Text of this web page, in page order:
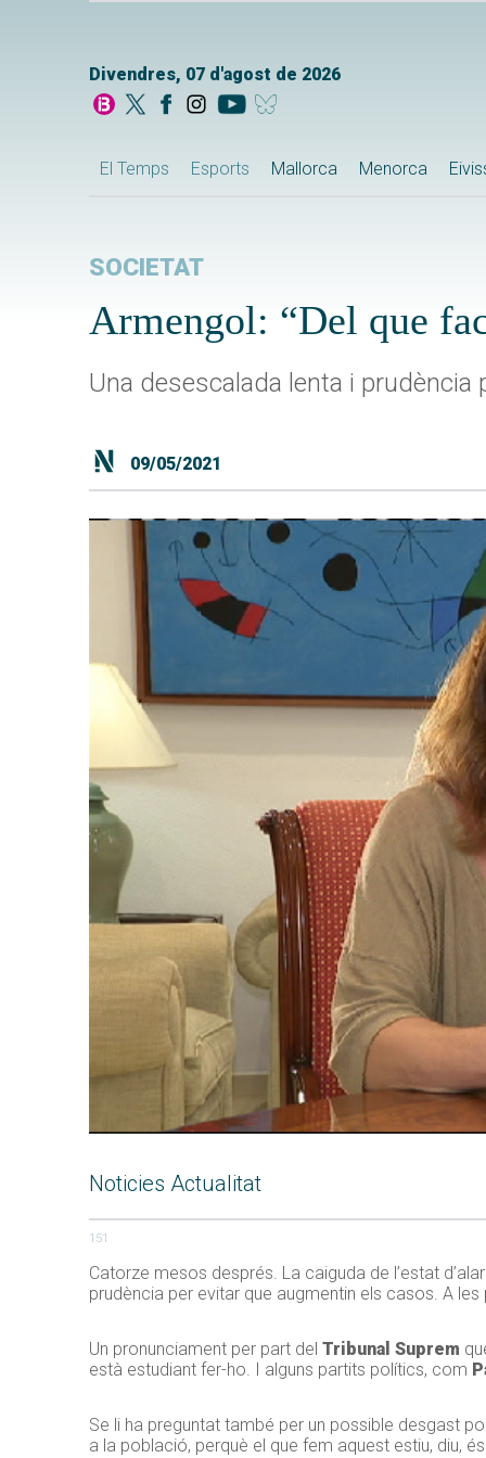
Divendres, 07 d'agost de 2026
El Temps Esports Mallorca Menorca
SOCIETAT
Armengol: “Del que
Una desescalada lenta i
09/05/2021
Noticies Actualitat
151
Catorze mesos després. La caiguda de l’estat
prudència per evitar que augmentin els casos. A
Un pronunciament per part del Tribunal Suprem
està estudiant fer-ho. I alguns partits polítics, com
Se li ha preguntat també per un possible desgast
a la població, perquè el que fem aquest estiu, diu,